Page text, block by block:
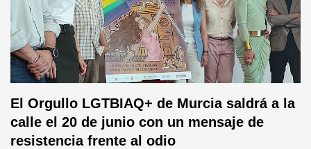
El Orgullo LGTBIAQ+ de Murcia saldrá a la
calle el 20 de junio con un mensaje de
resistencia frente al odio